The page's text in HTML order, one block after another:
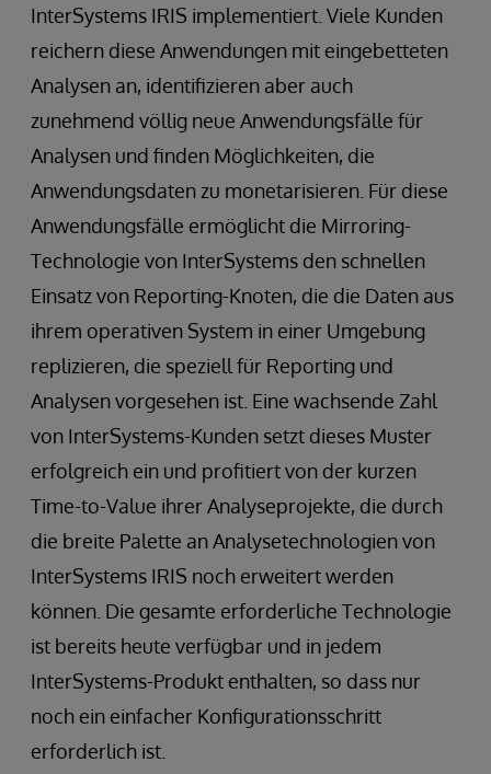
InterSystems IRIS implementiert. Viele Kunden
reichern diese Anwendungen mit eingebetteten
Analysen an, identifizieren aber auch
zunehmend völlig neue Anwendungsfälle für
Analysen und finden Möglichkeiten, die
Anwendungsdaten zu monetarisieren. Für diese
Anwendungsfälle ermöglicht die Mirroring-
Technologie von InterSystems den schnellen
Einsatz von Reporting-Knoten, die die Daten aus
ihrem operativen System in einer Umgebung
replizieren, die speziell für Reporting und
Analysen vorgesehen ist. Eine wachsende Zahl
von InterSystems-Kunden setzt dieses Muster
erfolgreich ein und profitiert von der kurzen
Time-to-Value ihrer Analyseprojekte, die durch
die breite Palette an Analysetechnologien von
InterSystems IRIS noch erweitert werden
können. Die gesamte erforderliche Technologie
ist bereits heute verfügbar und in jedem
InterSystems-Produkt enthalten, so dass nur
noch ein einfacher Konfigurationsschritt
erforderlich ist.